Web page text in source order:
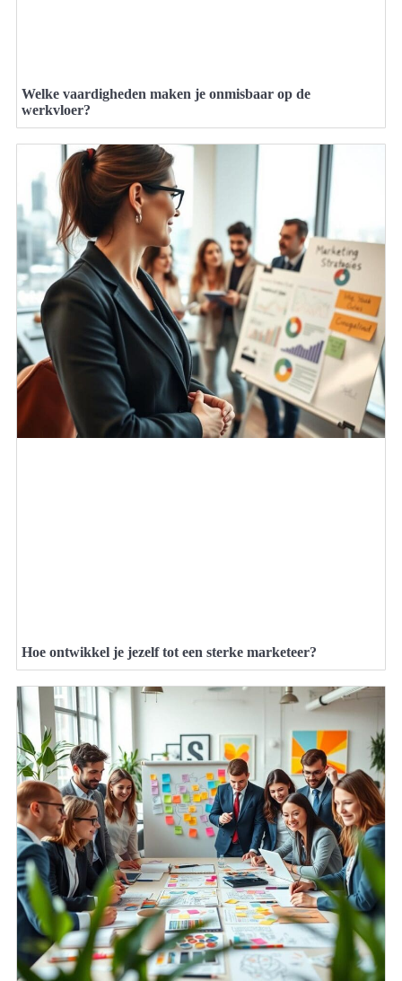
Welke vaardigheden maken je onmisbaar op de
werkvloer?
Hoe ontwikkel je jezelf tot een sterke marketeer?